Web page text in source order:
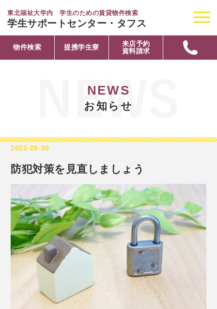
東北福祉大学内 学生のための賃貸物件検索
学生サポートセンター・タフス
物件検索 提携学生寮
来店予約
資料請求
お知らせ
2022-09-30
防犯対策を見直しましょう